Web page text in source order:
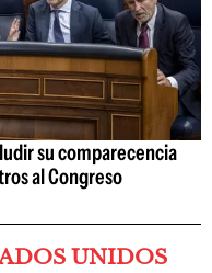
su comparecencia
al Congreso
UNIDOS